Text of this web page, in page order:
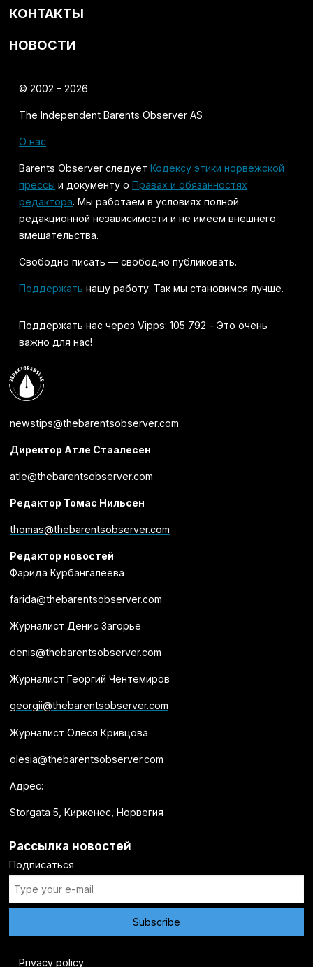
КОНТАКТЫ
НОВОСТИ
© 2002 - 2026
The Independent Barents Observer AS
О нас
Barents Observer следуетКодексу этики норвежской
прессы и документу оПравах и обязанностях
редактора. Мы работаем в условиях полной
редакционной независимости и не имеем внешнего
вмешательства.
Свободно писать — свободно публиковать.
Поддержать нашу работу. Так мы становимся лучше.
Поддержать нас через Vipps: 105 792 - Это очень
важно для нас!
newstips@thebarentsobserver.com
Директор Атле Стаалесен
atle@thebarentsobserver.com
Редактор Томас Нильсен
thomas@thebarentsobserver.com
Редактор новостей
Фарида Курбангалеева
farida@thebarentsobserver.com
Журналист Денис Загорье
denis@thebarentsobserver.com
Журналист Георгий Чентемиров
georgii@thebarentsobserver.com
Журналист Олеся Кривцова
olesia@thebarentsobserver.com
Адрес:
Storgata 5, Киркенес, Норвегия
Рассылка новостей
Подписаться
Privacy policy